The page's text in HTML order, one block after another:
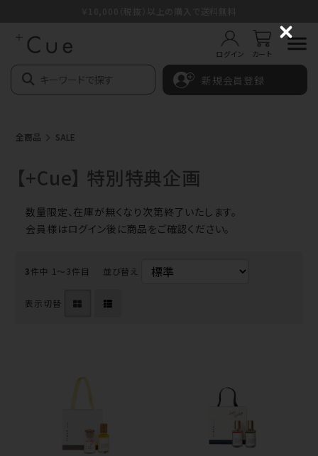
ログイン カート
新規会員登録
全商品 SALE
【+Cue】 特別特典企画
数量限定、在庫が無くなり次第終了いたします。
会員様はログイン後に商品をご確認ください。
3件中 1〜3件目 並び替え
表示切替
C
l